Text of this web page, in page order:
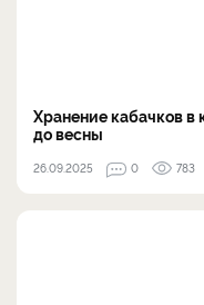
Хранение кабачков в
до весны
26.09.2025 0 783